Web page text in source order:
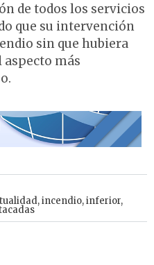
de todos los servicios
que su intervención
sin que hubiera
más
,incendio,inferior,